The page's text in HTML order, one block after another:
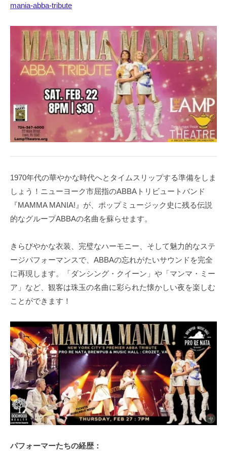
mania-abba-tribute
1970年代の華やかな時代へとタイムスリップする準備をしま
しょう！ニューヨーク市屈指のABBAトリビュートバンド
『MAMMA MANIA!』が、ポップミュージック史に残る伝説
的なグループABBAの名曲を蘇らせます。
きらびやかな衣装、完璧なハーモニー、そして魅力的なステ
ージパフォーマンスで、ABBAの忘れがたいサウンドを完全
に再現します。「ダンシング・クイーン」や「マンマ・ミー
ア」など、観客は珠玉の名曲に彩られた懐かしい夜を楽しむ
ことができます！
パフォーマーたちの経歴：